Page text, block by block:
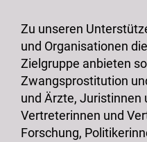
Zu unseren
und Organisationen
Zielgruppe anbieten
Zwangsprostitution
und Ärzte, Juristinnen
Vertreterinnen und
Forschung,